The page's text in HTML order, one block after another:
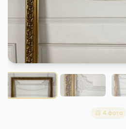
ДОСТАВКА И ОПЛАТА
4 фото